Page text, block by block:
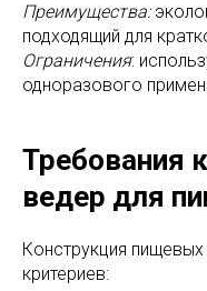
Преимущества:
подходящий для
Ограничения:
одноразового
Требования
ведер для
Конструкция
критериев: